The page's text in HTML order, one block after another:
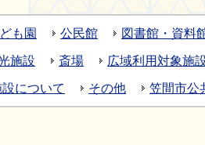
も園 公民館 図書館・資料
施設 斎場 広域利用対象施
について その他 笠間市公